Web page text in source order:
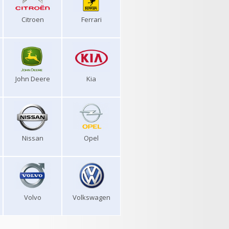
Citroen Ferrari
John Deere Kia
Nissan Opel
Volvo Volkswagen